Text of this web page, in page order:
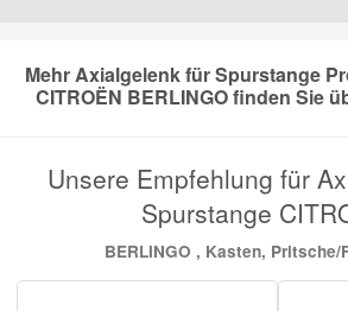
Mehr Axialgelenk für Spurstange
CITROËN BERLINGO finden Sie
Unsere Empfehlung für
Spurstange
BERLINGO , Kasten, Pritsche/
Porsche Ersatzteile
Seat Ersatzteile